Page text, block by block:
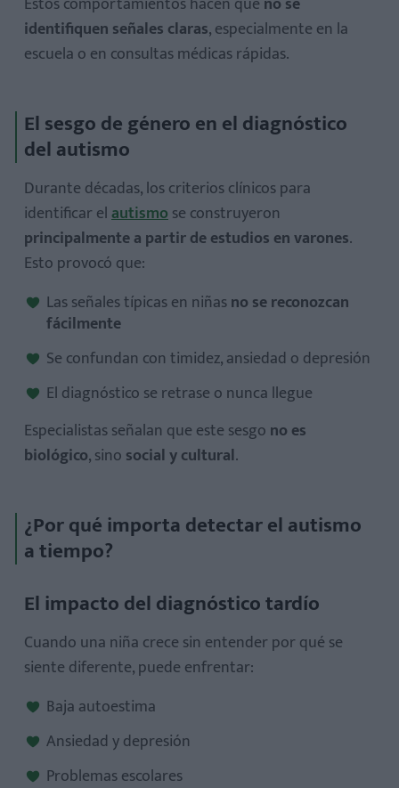
identifiquen señales claras, especialmente en la
escuela o en consultas médicas rápidas.
El sesgo de género en el diagnóstico
del autismo
Durante décadas, los criterios clínicos para
identificar elautismose construyeron
principalmente a partir de estudios en varones.
Esto provocó que:
Las señales típicas en niñasno se reconozcan
fácilmente
Se confundan con timidez, ansiedad o depresión
El diagnóstico se retrase o nunca llegue
Especialistas señalan que este sesgo no es
biológico, sino social y cultural.
¿Por qué importa detectar el autismo
a tiempo?
El impacto del diagnóstico tardío
Cuando una niña crece sin entender por qué se
siente diferente, puede enfrentar:
Baja autoestima
Ansiedad y depresión
Problemas escolares